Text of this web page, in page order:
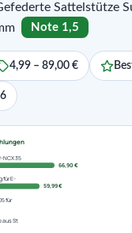
Sattelstütze
Note 1,5
4,99 – 89,00 €
NCX 35
66,90 €
für E-
59,99 €
für
aus St